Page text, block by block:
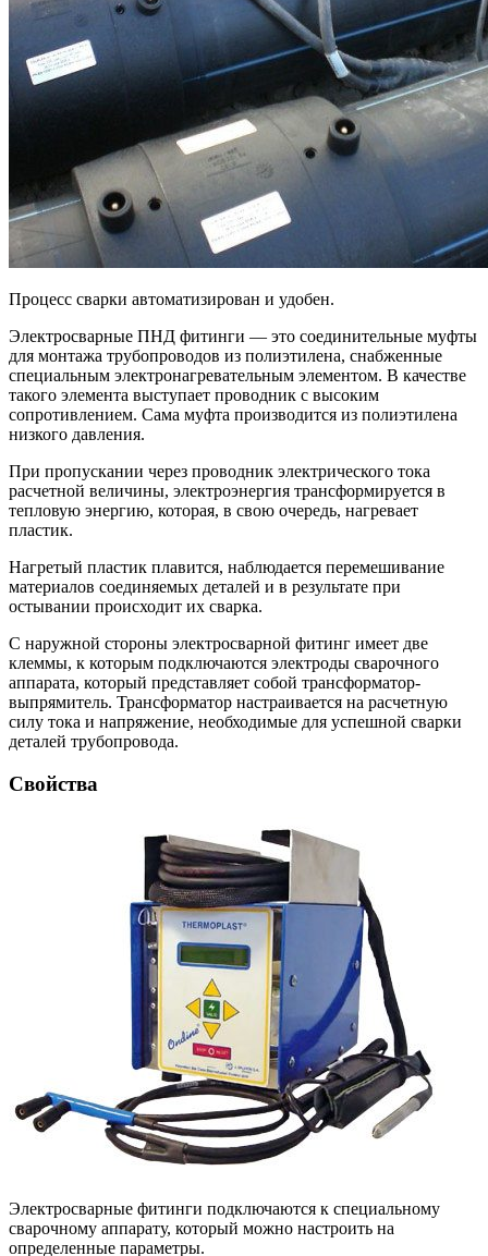
Процесс сварки автоматизирован и удобен.
Электросварные ПНД фитинги — это соединительные муфты
для монтажа трубопроводов из полиэтилена, снабженные
специальным электронагревательным элементом. В качестве
такого элемента выступает проводник с высоким
сопротивлением. Сама муфта производится из полиэтилена
низкого давления.
При пропускании через проводник электрического тока
расчетной величины, электроэнергия трансформируется в
тепловую энергию, которая, в свою очередь, нагревает
пластик.
Нагретый пластик плавится, наблюдается перемешивание
материалов соединяемых деталей и в результате при
остывании происходит их сварка.
С наружной стороны электросварной фитинг имеет две
клеммы, к которым подключаются электроды сварочного
аппарата, который представляет собой трансформатор-
выпрямитель. Трансформатор настраивается на расчетную
силу тока и напряжение, необходимые для успешной сварки
деталей трубопровода.
Свойства
Электросварные фитинги подключаются к специальному
сварочному аппарату, который можно настроить на
определенные параметры.